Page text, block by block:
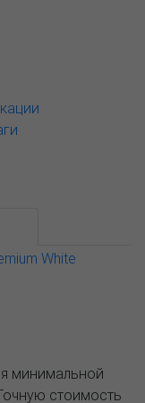
минимальной
стоимость